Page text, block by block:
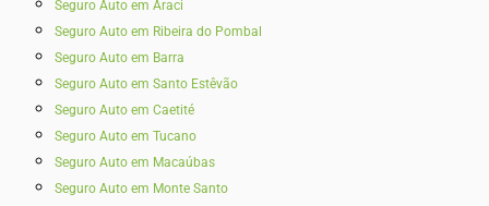
Seguro Auto em Araci
Seguro Auto em Ribeira do Pombal
Seguro Auto em Barra
Seguro Auto em Santo Estêvão
Seguro Auto em Caetité
Seguro Auto em Tucano
Seguro Auto em Macaúbas
Seguro Auto em Monte Santo